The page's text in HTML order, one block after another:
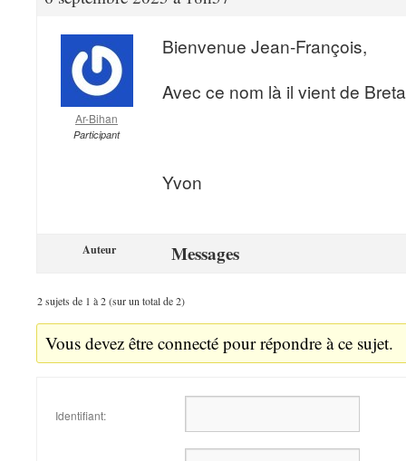
Ar-Bihan
Participant
Bienvenue Jean-François,
Avec ce nom là il vient de
Yvon
Auteur Messages
2 sujets de 1 à 2 (sur un total de 2)
Vous devez être connecté pour répondre à ce sujet.
Identifiant: